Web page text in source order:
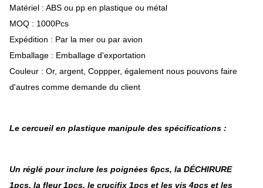
Matériel : ABS ou pp en plastique ou métal
MOQ : 1000Pcs
Expédition : Par la mer ou par avion
Emballage : Emballage d'exportation
Couleur : Or, argent, Coppper, également nous pouvons faire
d'autres comme demande du client
Le cercueil en plastique manipule des spécifications :
Un réglé pour inclure les poignées 6pcs, la DÉCHIRURE
1pcs, la fleur 1pcs, le crucifix 1pcs et les vis 4pcs et les